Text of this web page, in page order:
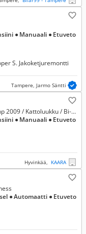
● Manuaali ● Etuveto
S. Jakoketjuremontti
Tampere, Jarmo Säntti
1,6, R56 1.6 Manual 174hp 2009 / Kattoluukku / Bi-Xenon / Vaihto & Rahoitus!
● Manuaali ● Etuveto
Hyvinkää, KAARA
● Automaatti ● Etuveto